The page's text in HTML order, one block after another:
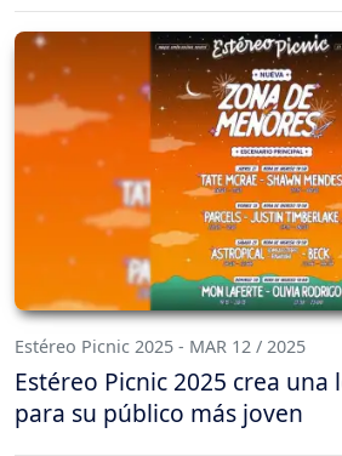
Estéreo Picnic 2025 - MAR 12 / 2025
Estéreo Picnic 2025 crea una
para su público más joven